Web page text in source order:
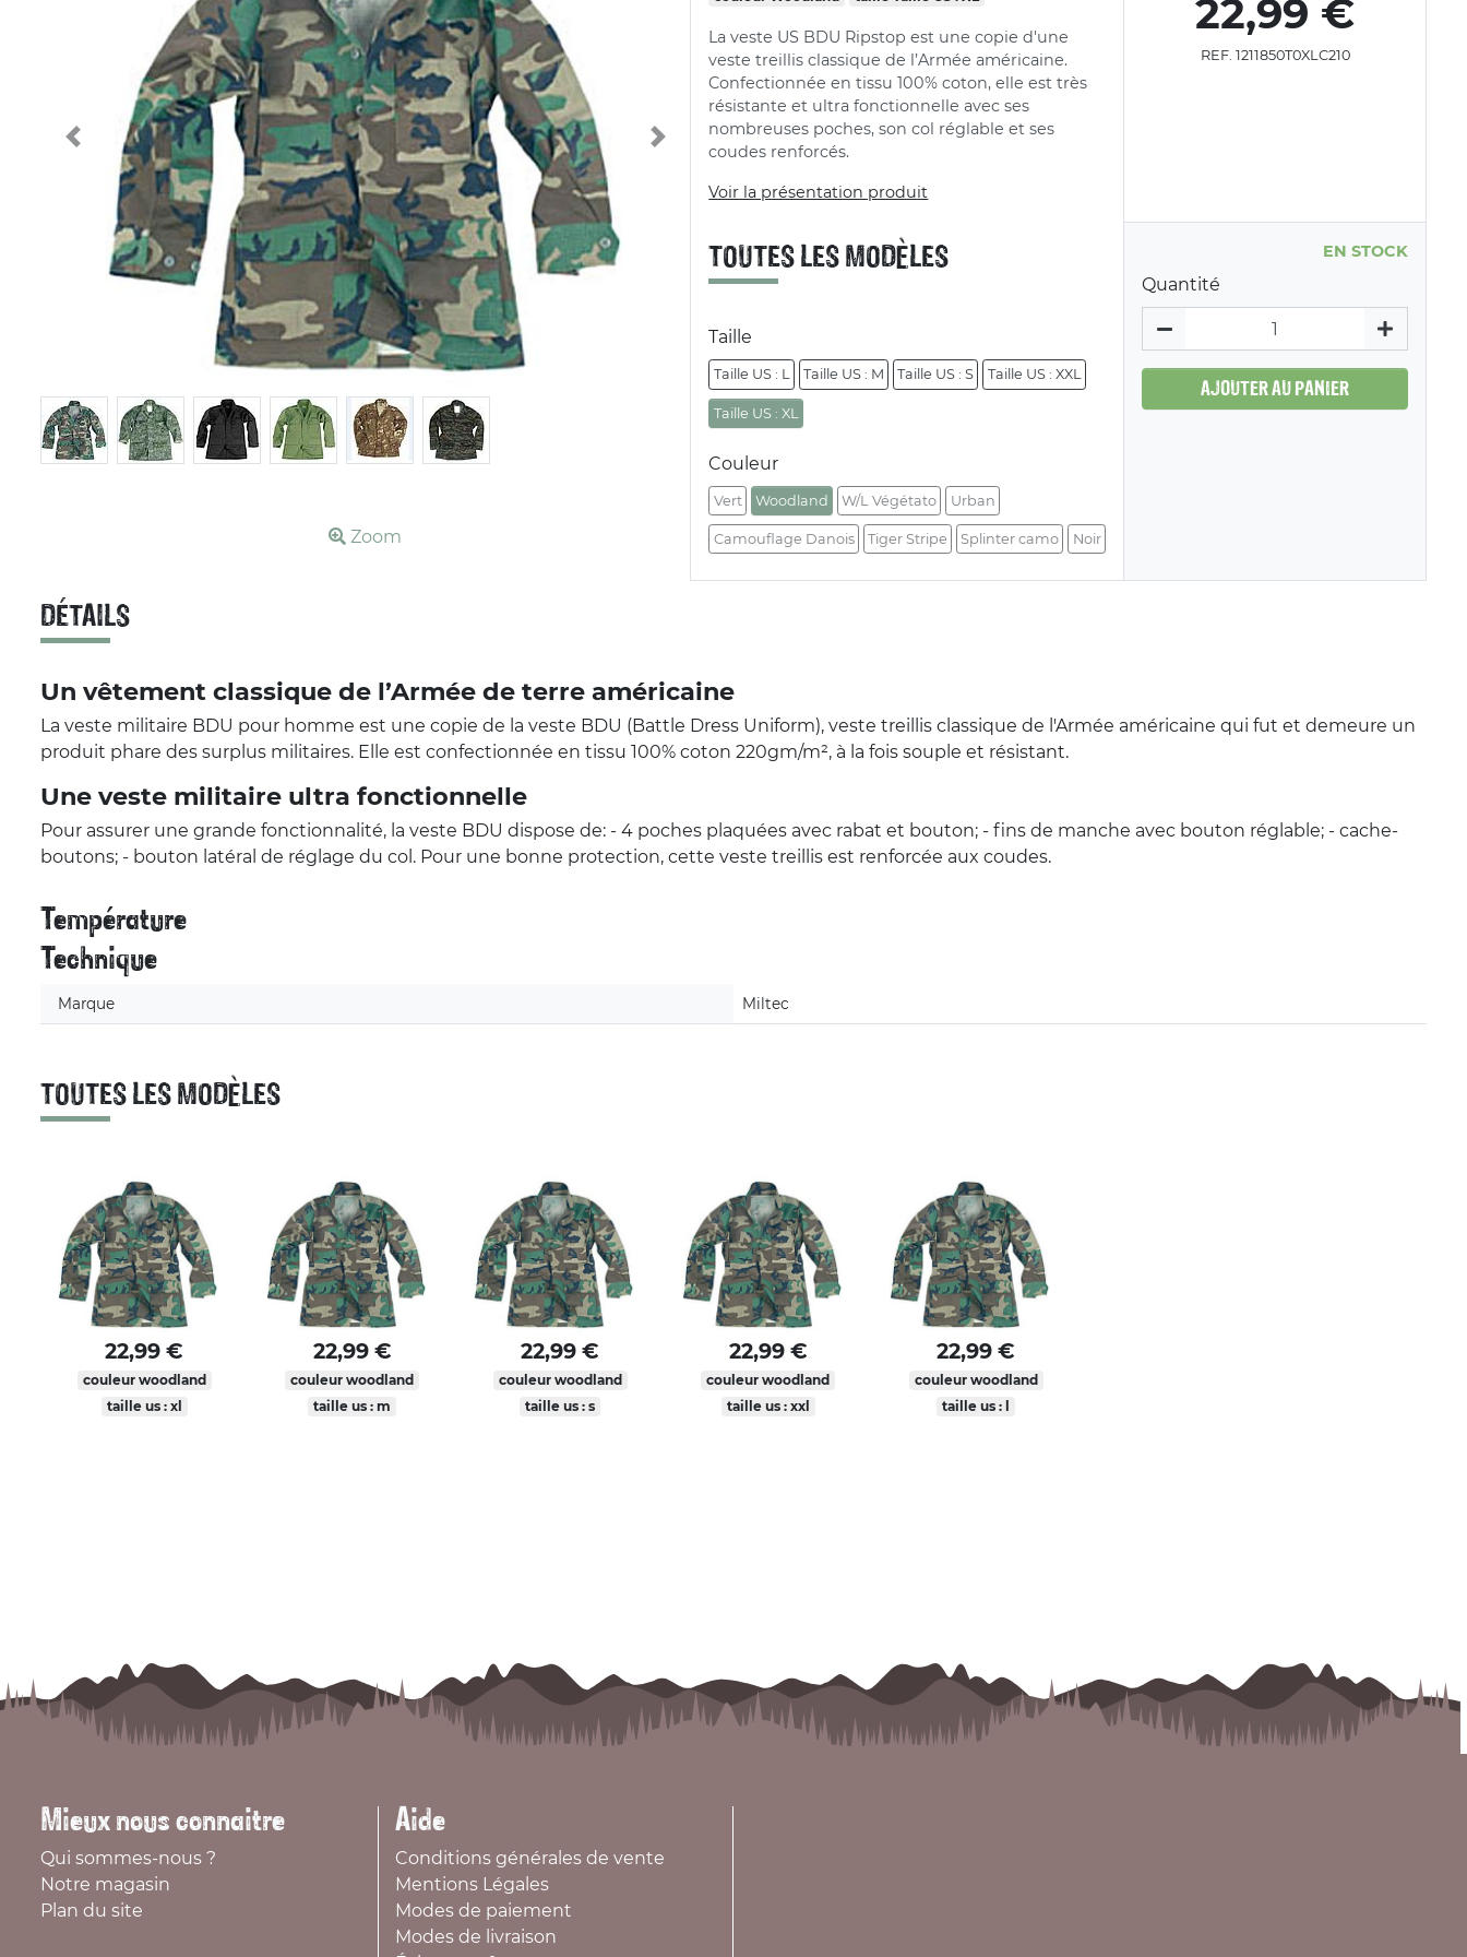
La veste US BDU Ripstop est une copie d'une
veste treillis classique de l’Armée américaine.
Confectionnée en tissu 100% coton, elle est très
résistante et ultra fonctionnelle avec ses
nombreuses poches, son col réglable et ses
coudes renforcés.
Voir la présentation produit
Previous Next
Zoom
22,99 €
REF. 1211850T0XLC210
EN STOCK
Quantité
AJOUTER AU PANIER
TOUTES LES MODÈLES
Taille
Taille US : L Taille US : M Taille US : S Taille US : XXL
Taille US : XL
Couleur
Vert Woodland W/L Végétato Urban
Camouflage Danois Tiger Stripe Splinter camo Noir
DÉTAILS
Un vêtement classique de l’Armée de terre américaine
La veste militaire BDU pour homme est une copie de la veste BDU (Battle Dress Uniform), veste treillis classique de l'Armée américaine qui fut et demeure un
produit phare des surplus militaires. Elle est confectionnée en tissu 100% coton 220gm/m², à la fois souple et résistant.
Une veste militaire ultra fonctionnelle
Pour assurer une grande fonctionnalité, la veste BDU dispose de: - 4 poches plaquées avec rabat et bouton; - fins de manche avec bouton réglable; - cache-
boutons; - bouton latéral de réglage du col. Pour une bonne protection, cette veste treillis est renforcée aux coudes.
Température
Technique
Marque Miltec
TOUTES LES MODÈLES
22,99 €
couleur woodland
taille us : xl
22,99 €
couleur woodland
taille us : m
22,99 €
couleur woodland
taille us : s
22,99 €
couleur woodland
taille us : xxl
22,99 €
couleur woodland
taille us : l
Mieux nous connaitre
Qui sommes-nous ?
Notre magasin
Plan du site
Aide
Conditions générales de vente
Mentions Légales
Modes de paiement
Modes de livraison